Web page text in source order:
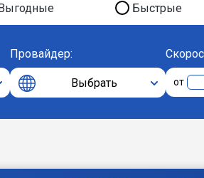
Быстрые
Провайдер:
Выбрать